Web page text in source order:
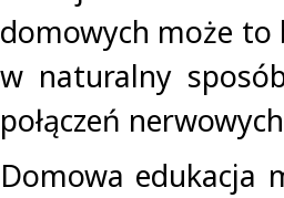
domowych może
w naturalny
połączeń
Domowa edukacja